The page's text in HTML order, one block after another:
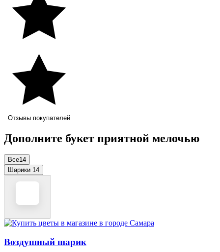
Отзывы покупателей
Дополните букет приятной мелочью
Все14
Шарики 14
Воздушный шарик